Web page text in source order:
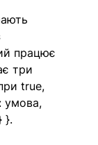
працює
три
true,
умова,
}.